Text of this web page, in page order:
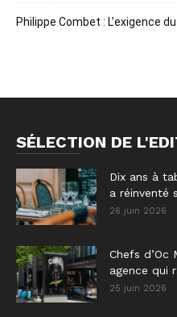
Philippe Combet : L’exigence
SÉLECTION DE
Dix ans à
a réinventé
26 juin 2026
Chefs d’Oc
agence qui
25 juin 2026